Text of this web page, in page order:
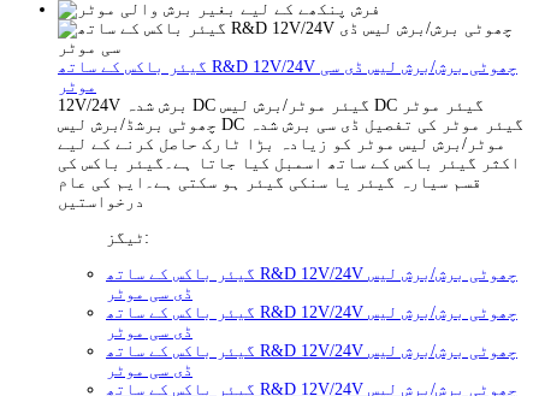
گیئر باکس کے ساتھ R&D 12V/24V چھوٹی برش/برش لیس ڈی سی
موٹر
12V/24V برش شدہ DC گیئر موٹر/برش لیس DC گیئر موٹر
چھوٹی برشڈ/برش لیس DC گیئر موٹر کی تفصیل ڈی سی برش شدہ
موٹر/برش لیس موٹر کو زیادہ بڑا ٹارک حاصل کرنے کے لیے
اکثر گیئر باکس کے ساتھ اسمبل کیا جاتا ہے۔گیئر باکس کی
قسم سیارہ گیئر یا سنکی گیئر ہو سکتی ہے۔ایم کی عام
درخواستیں
ٹیگز:
گیئر باکس کے ساتھ R&D 12V/24V چھوٹی برش/برش لیس
ڈی سی موٹر
گیئر باکس کے ساتھ R&D 12V/24V چھوٹی برش/برش لیس
ڈی سی موٹر
گیئر باکس کے ساتھ R&D 12V/24V چھوٹی برش/برش لیس
ڈی سی موٹر
گیئر باکس کے ساتھ R&D 12V/24V چھوٹی برش/برش لیس